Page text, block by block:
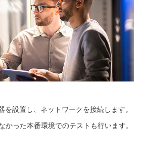
を設置し、ネットワークを接続します。
かった本番環境でのテストも行います。